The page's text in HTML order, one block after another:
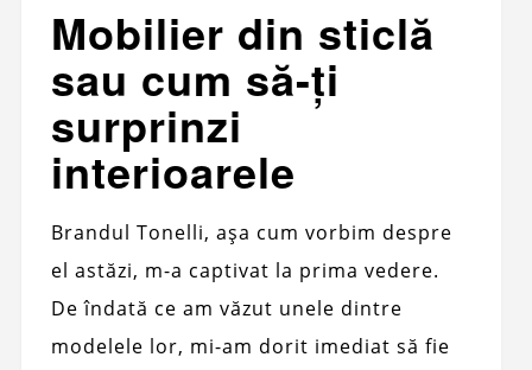
Mobilier din sticlă
sau cum să-ți
surprinzi
interioarele
Brandul Tonelli, așa cum vorbim despre
el astăzi, m-a captivat la prima vedere.
De îndată ce am văzut unele dintre
modelele lor, mi-am dorit imediat să fie